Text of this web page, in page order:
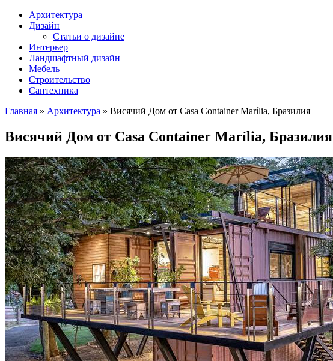
Архитектура
Дизайн
Статьи о дизайне
Интерьер
Ландшафтный дизайн
Мебель
Строительство
Сантехника
Главная » Архитектура » Висячий Дом от Casa Container Marília, Бразилия
Висячий Дом от Casa Container Marília, Бразилия